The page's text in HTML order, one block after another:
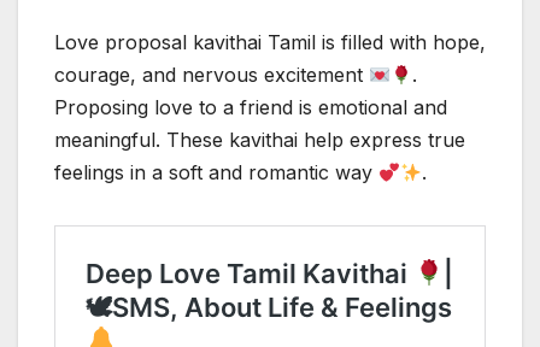
Love proposal kavithai Tamil is filled with hope,
courage, and nervous excitement
.
Proposing love to a friend is emotional and
meaningful. These kavithai help express true
feelings in a soft and romantic way
.